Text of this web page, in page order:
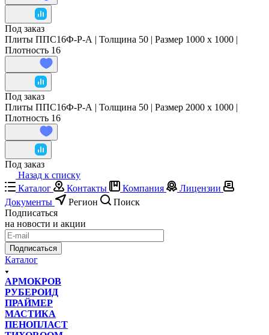
Под заказ
Плиты ППС16Ф-Р-А | Толщина 50 | Размер 1000 x 1000 |
Плотность 16
Под заказ
Плиты ППС16Ф-Р-А | Толщина 50 | Размер 2000 x 1000 |
Плотность 16
Под заказ
Назад к списку
Каталог
Контакты Компания
Лицензии
Документы
Регион
Поиск
Подписаться
на новости и акции
Подписаться
Каталог
АРМОКРОВ
РУБЕРОИД
ПРАЙМЕР
МАСТИКА
ПЕНОПЛАСТ